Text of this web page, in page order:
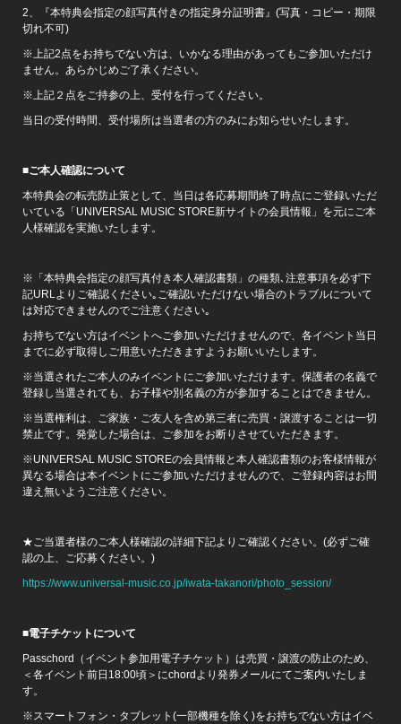
2、『本特典会指定の顔写真付きの指定身分証明書』(写真・コピー・期限
切れ不可)
※上記2点をお持ちでない方は、いかなる理由があってもご参加いただけ
ません。あらかじめご了承ください。
※上記２点をご持参の上、受付を行ってください。
当日の受付時間、受付場所は当選者の方のみにお知らせいたします。
■ご本人確認について
本特典会の転売防止策として、当日は各応募期間終了時点にご登録いただ
いている「UNIVERSAL MUSIC STORE新サイトの会員情報」を元にご本
人様確認を実施いたします。
※「本特典会指定の顔写真付き本人確認書類」の種類､注意事項を必ず下
記URLよりご確認ください｡ご確認いただけない場合のトラブルについて
は対応できませんのでご注意ください｡
お持ちでない方はイベントへご参加いただけませんので、各イベント当日
までに必ず取得しご用意いただきますようお願いいたします。
※当選されたご本人のみイベントにご参加いただけます。保護者の名義で
登録し当選されても、お子様や別名義の方が参加することはできません。
※当選権利は、ご家族・ご友人を含め第三者に売買・譲渡することは一切
禁止です。発覚した場合は、ご参加をお断りさせていただきます。
※UNIVERSAL MUSIC STOREの会員情報と本人確認書類のお客様情報が
異なる場合は本イベントにご参加いただけませんので、ご登録内容はお間
違え無いようご注意ください。
★ご当選者様のご本人様確認の詳細下記よりご確認ください。(必ずご確
認の上、ご応募ください。)
https://www.universal-music.co.jp/iwata-takanori/photo_session/
■電子チケットについて
Passchord（イベント参加用電子チケット）は売買・譲渡の防止のため、
＜各イベント前日18:00頃＞にchordより発券メールにてご案内いたしま
す。
※スマートフォン・タブレット(一部機種を除く)をお持ちでない方はイベ